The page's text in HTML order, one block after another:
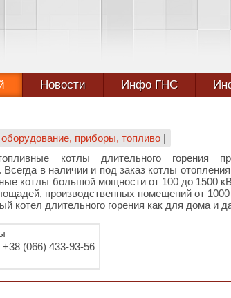
Новости Инфо ГНС
приборы, топливо |
котлы длительного горения
в наличии и под заказ котлы
котлы большой мощности от 100 до 1500
производственных помещений от
котел длительного горения как для дома и
(066) 433-93-56